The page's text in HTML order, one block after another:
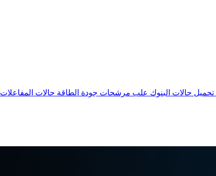
تحميل حالات البنوك علب مرشحات جودة الطاقة حالات المفاعلات